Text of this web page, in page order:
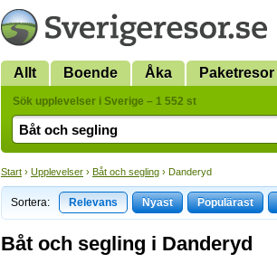
Allt Boende Åka Paketresor
Sök upplevelser i Sverige – 1 552 st
Start › Upplevelser › Båt och segling › Danderyd
Sortera: Relevans Nyast Populärast
Båt och segling i Danderyd